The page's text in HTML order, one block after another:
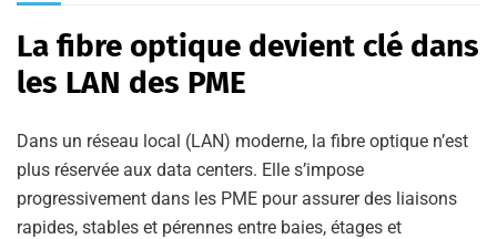
La fibre optique devient clé dans
les LAN des PME
Dans un réseau local (LAN) moderne, la fibre optique n’est
plus réservée aux data centers. Elle s’impose
progressivement dans les PME pour assurer des liaisons
rapides, stables et pérennes entre baies, étages et